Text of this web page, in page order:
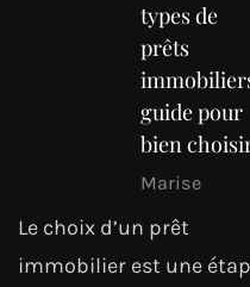
types de
prêts
guide pour
bien
Marise
Le choix d’un prêt
immobilier est une